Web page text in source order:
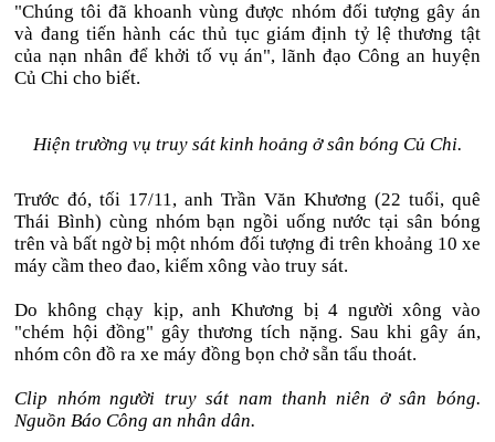
"Chúng tôi đã khoanh vùng được nhóm đối tượng gây án
và đang tiến hành các thủ tục giám định tỷ lệ thương tật
của nạn nhân để khởi tố vụ án", lãnh đạo Công an huyện
Củ Chi cho biết.
Hiện trường vụ truy sát kinh hoảng ở sân bóng Củ Chi.
Trước đó, tối 17/11, anh Trần Văn Khương (22 tuổi, quê
Thái Bình) cùng nhóm bạn ngồi uống nước tại sân bóng
trên và bất ngờ bị một nhóm đối tượng đi trên khoảng 10 xe
máy cầm theo đao, kiếm xông vào truy sát.
Do không chạy kịp, anh Khương bị 4 người xông vào
"chém hội đồng" gây thương tích nặng. Sau khi gây án,
nhóm côn đồ ra xe máy đồng bọn chở sẵn tẩu thoát.
Clip nhóm người truy sát nam thanh niên ở sân bóng.
Nguồn Báo Công an nhân dân.